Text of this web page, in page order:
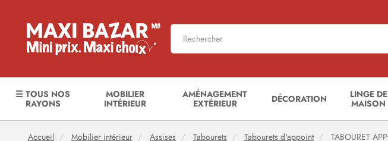
☰ TOUS NOS
RAYONS
MOBILIER
INTÉRIEUR
AMÉNAGEMENT
EXTÉRIEUR
DÉCORATION
LINGE DE
MAISON
Accueil Mobilier intérieur Assises Tabourets Tabourets d'appoint TABOURET